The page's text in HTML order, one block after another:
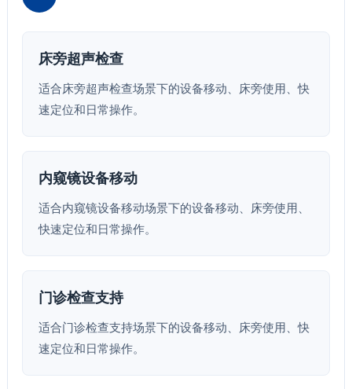
床旁超声检查
适合床旁超声检查场景下的设备移动、床旁使用、快
速定位和日常操作。
内窥镜设备移动
适合内窥镜设备移动场景下的设备移动、床旁使用、
快速定位和日常操作。
门诊检查支持
适合门诊检查支持场景下的设备移动、床旁使用、快
速定位和日常操作。